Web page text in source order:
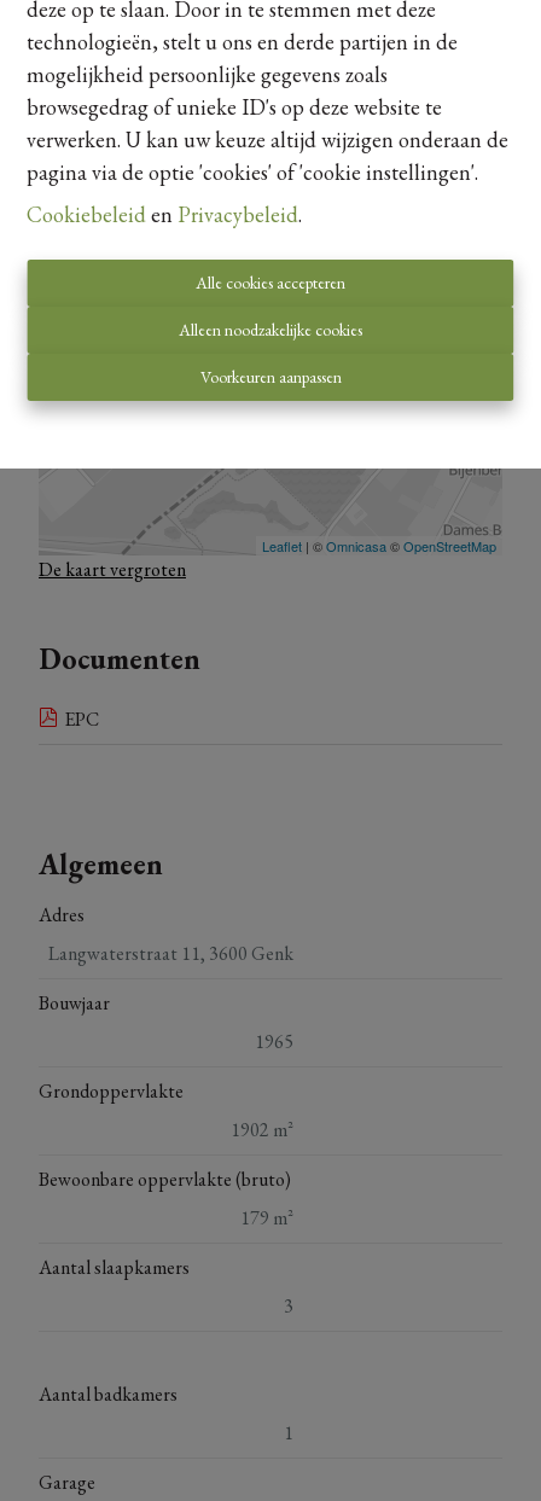
deze op te slaan. Door in te stemmen met deze
technologieën, stelt u ons en derde partijen in de
mogelijkheid persoonlijke gegevens zoals
browsegedrag of unieke ID's op deze website te
verwerken. U kan uw keuze altijd wijzigen onderaan de
pagina via de optie 'cookies' of 'cookie instellingen'.
Cookiebeleid en Privacybeleid.
Alle cookies accepteren
Alleen noodzakelijke cookies
Voorkeuren aanpassen
+/- 179m²
+ Ruime leefruimte van 33m² met toegang naar de ruime
keuken
+ Praktisch ingerichte keuken met zicht op de achterliggende
groene tuin
+ 3 slaapkamers
+ Kelder van +/- 26 m² met wasruimte en berging
+ Inpandige garage van +/- 26m²
+ Idyllische zonnige tuin waar rust gecombineerd wordt met
uniek gelegen gezinswoning met prachtige
zonnige tuin op 19a te midden van het groenuw interesse
of een bezichtiging aan te vragen!
Kaartweergave
De kaart vergroten
Documenten
EPC
Algemeen
Adres
Langwaterstraat 11, 3600 Genk
Bouwjaar
1965
Grondoppervlakte
1902 m²
Bewoonbare oppervlakte (bruto)
179 m²
Aantal slaapkamers
3
Aantal badkamers
1
Garage